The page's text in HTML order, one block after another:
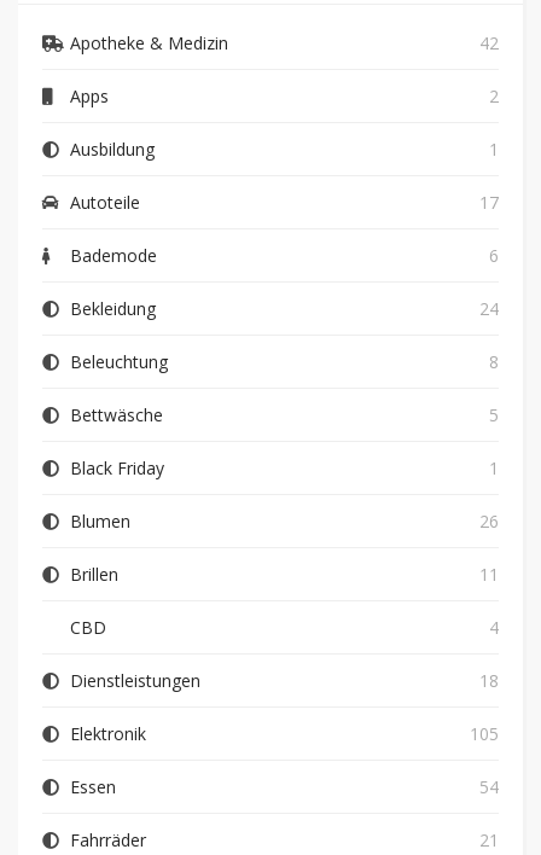
Apotheke & Medizin 42
Apps 2
Ausbildung 1
Autoteile 17
Bademode 6
Bekleidung 24
Beleuchtung 8
Bettwäsche 5
Black Friday 1
Blumen 26
Brillen 11
CBD 4
Dienstleistungen 18
Elektronik 105
Essen 54
Fahrräder 21